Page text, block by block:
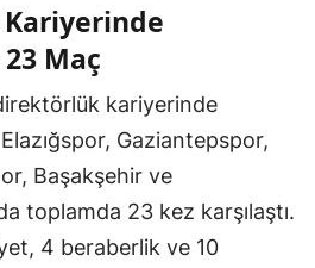
Maç
kariyerinde
Gaziantepspor,
Başakşehir ve
toplamda 23 kez karşılaştı.
4 beraberlik ve 10